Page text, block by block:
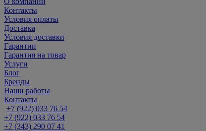
Контакты
Условия оплаты
Доставка
Условия доставки
Гарантии
Гарантия на товар
Услуги
Блог
Бренды
Наши работы
Контакты
+7 (922) 033 76 54
+7 (922) 033 76 54
+7 (343) 290 07 41